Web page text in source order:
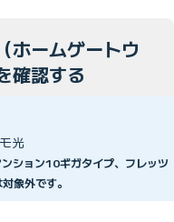
ホームゲートウ
確認する
光
ション10ギガタイプ、フレッツ
象外です。